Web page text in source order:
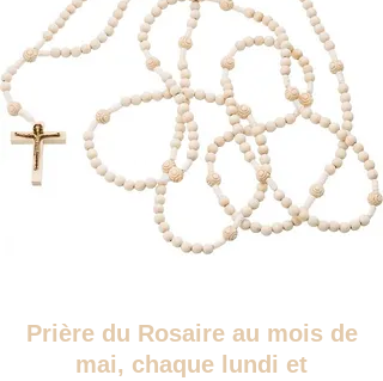
Prière du Rosaire au mois de
mai, chaque lundi et